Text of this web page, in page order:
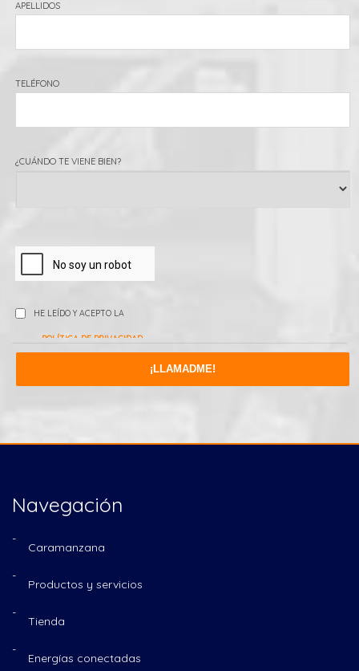
APELLIDOS
TELÉFONO
¿CUÁNDO TE VIENE BIEN?
HE LEÍDO Y ACEPTO LA
POLÍTICA DE PRIVACIDAD
Navegación
Caramanzana
Productos y servicios
Tienda
Energías conectadas